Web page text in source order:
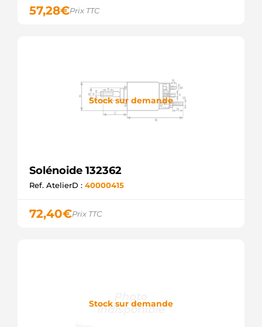
57,28€Prix TTC
Stock sur demande
Solénoide 132362
Ref. AtelierD : 40000415
72,40€Prix TTC
Stock sur demande